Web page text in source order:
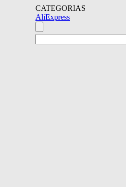
CATEGORIAS
AliExpress